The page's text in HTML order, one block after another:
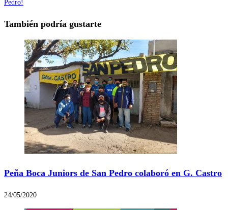
Pedro!
También podría gustarte
Peña Boca Juniors de San Pedro colaboró en G. Castro
24/05/2020